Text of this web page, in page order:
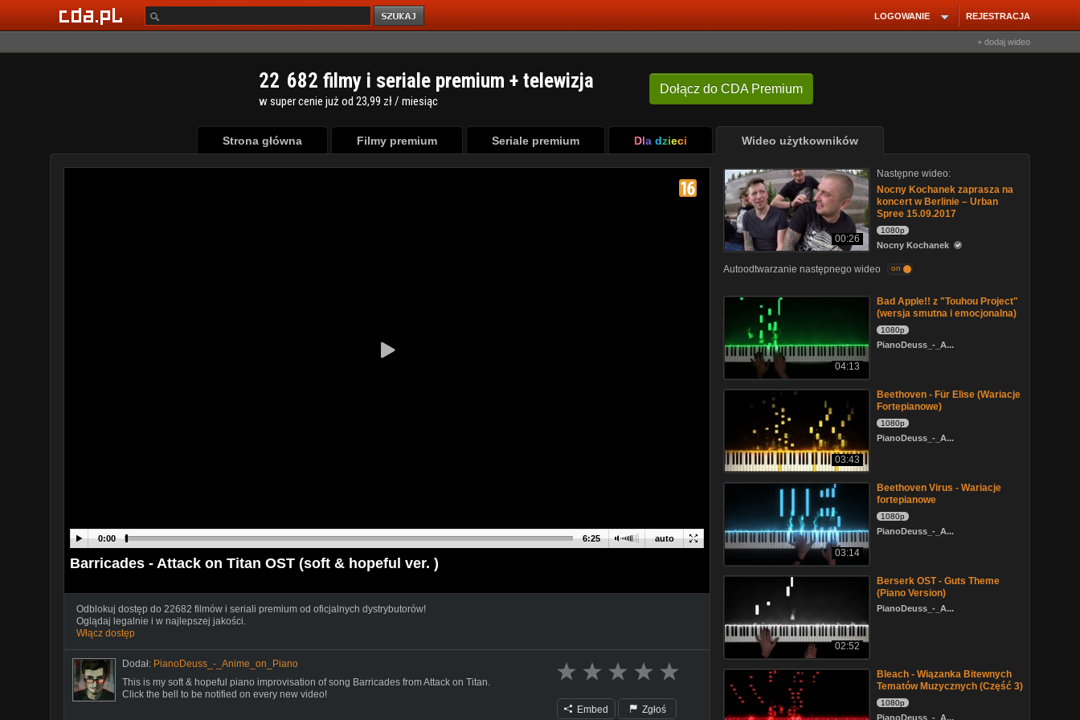
REJESTRACJA
LOGOWANIE
+ dodaj wideo
Dołącz do CDA Premium
22 682 filmy i seriale premium + telewizja
w super cenie już od 23,99 zł / miesiąc
Strona główna Filmy premium Seriale premium Dla dzieci Wideo użytkowników
auto
0:00 6:25
Barricades - Attack on Titan OST (soft & hopeful ver. )
Odblokuj dostęp do 22682 filmów i seriali premium od oficjalnych dystrybutorów!
Oglądaj legalnie i w najlepszej jakości.
Włącz dostęp
Dodał: PianoDeuss_-_Anime_on_Piano
This is my soft & hopeful piano improvisation of song Barricades from Attack on Titan.
Click the bell to be notified on every new video!
Embed Zgłoś
00:26
Następne wideo:
Nocny Kochanek zaprasza na
koncert w Berlinie – Urban
Spree 15.09.2017
1080p
Nocny Kochanek
Autoodtwarzanie następnego wideo on
04:13
Bad Apple!! z "Touhou Project"
(wersja smutna i emocjonalna)
1080p
PianoDeuss_-_A...
03:43
Beethoven - Für Elise (Wariacje
Fortepianowe)
1080p
PianoDeuss_-_A...
03:14
Beethoven Virus - Wariacje
fortepianowe
1080p
PianoDeuss_-_A...
02:52
Berserk OST - Guts Theme
(Piano Version)
PianoDeuss_-_A...
Bleach - Wiązanka Bitewnych
Tematów Muzycznych (Część 3)
1080p
PianoDeuss_-_A...